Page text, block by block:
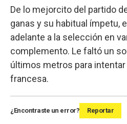
De lo mejorcito del partido
ganas y su habitual ímpetu,
adelante a la selección en
complemento. Le faltó un
últimos metros para
francesa.
¿Encontraste un error? Reportar